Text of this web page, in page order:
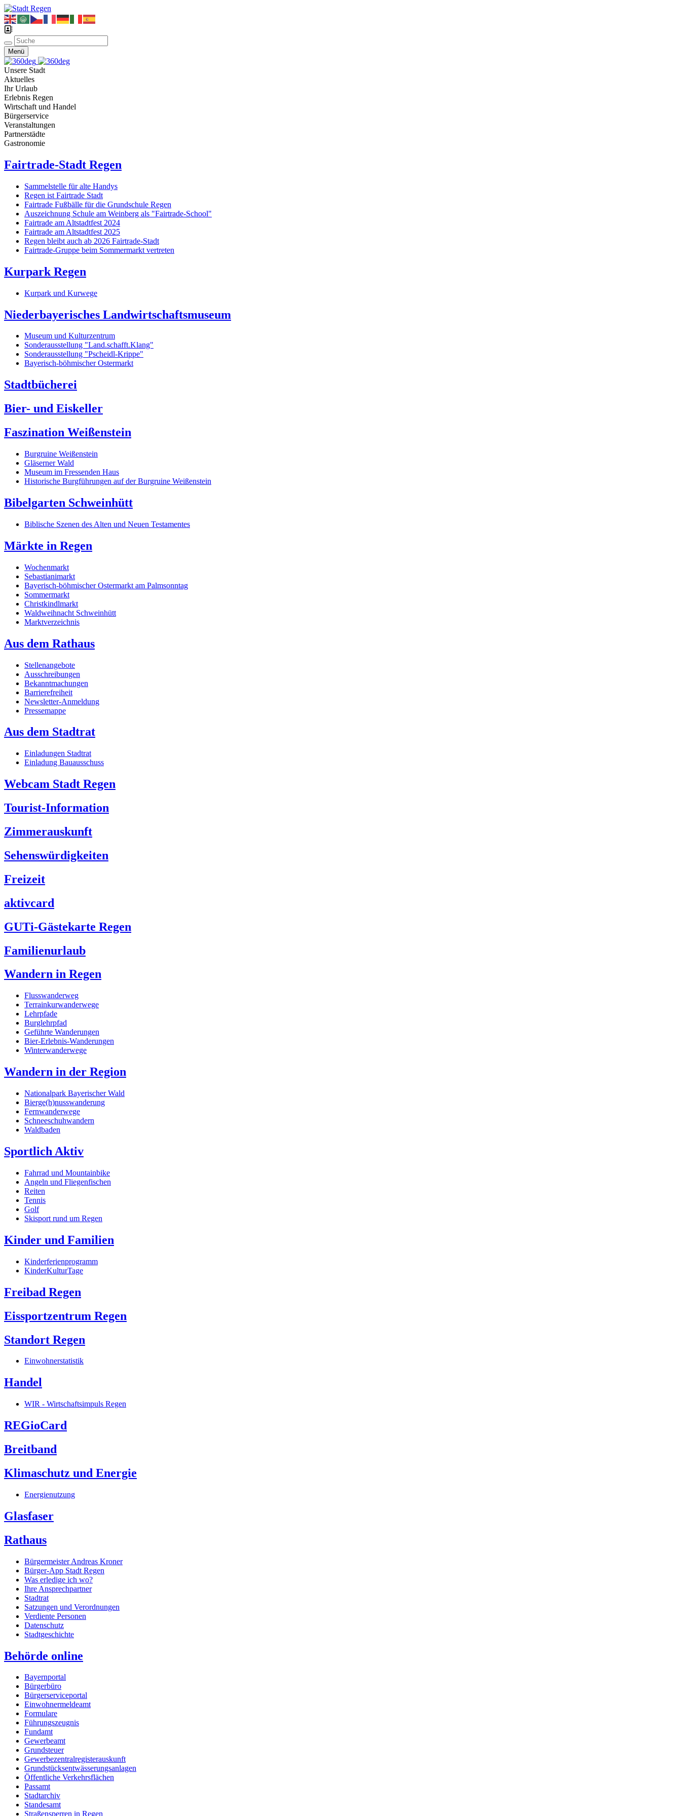
Menü
Unsere Stadt
Aktuelles
Ihr Urlaub
Erlebnis Regen
Wirtschaft und Handel
Bürgerservice
Veranstaltungen
Partnerstädte
Gastronomie
Fairtrade-Stadt Regen
Sammelstelle für alte Handys
Regen ist Fairtrade Stadt
Fairtrade Fußbälle für die Grundschule Regen
Auszeichnung Schule am Weinberg als "Fairtrade-School"
Fairtrade am Altstadtfest 2024
Fairtrade am Altstadtfest 2025
Regen bleibt auch ab 2026 Fairtrade-Stadt
Fairtrade-Gruppe beim Sommermarkt vertreten
Kurpark Regen
Kurpark und Kurwege
Niederbayerisches Landwirtschaftsmuseum
Museum und Kulturzentrum
Sonderausstellung "Land.schafft.Klang"
Sonderausstellung "Pscheidl-Krippe"
Bayerisch-böhmischer Ostermarkt
Stadtbücherei
Bier- und Eiskeller
Faszination Weißenstein
Burgruine Weißenstein
Gläserner Wald
Museum im Fressenden Haus
Historische Burgführungen auf der Burgruine Weißenstein
Bibelgarten Schweinhütt
Biblische Szenen des Alten und Neuen Testamentes
Märkte in Regen
Wochenmarkt
Sebastianimarkt
Bayerisch-böhmischer Ostermarkt am Palmsonntag
Sommermarkt
Christkindlmarkt
Waldweihnacht Schweinhütt
Marktverzeichnis
Aus dem Rathaus
Stellenangebote
Ausschreibungen
Bekanntmachungen
Barrierefreiheit
Newsletter-Anmeldung
Pressemappe
Aus dem Stadtrat
Einladungen Stadtrat
Einladung Bauausschuss
Webcam Stadt Regen
Tourist-Information
Zimmerauskunft
Sehenswürdigkeiten
Freizeit
aktivcard
GUTi-Gästekarte Regen
Familienurlaub
Wandern in Regen
Flusswanderweg
Terrainkurwanderwege
Lehrpfade
Burglehrpfad
Geführte Wanderungen
Bier-Erlebnis-Wanderungen
Winterwanderwege
Wandern in der Region
Nationalpark Bayerischer Wald
Bierge(h)nusswanderung
Fernwanderwege
Schneeschuhwandern
Waldbaden
Sportlich Aktiv
Fahrrad und Mountainbike
Angeln und Fliegenfischen
Reiten
Tennis
Golf
Skisport rund um Regen
Kinder und Familien
Kinderferienprogramm
KinderKulturTage
Freibad Regen
Eissportzentrum Regen
Standort Regen
Einwohnerstatistik
Handel
WIR - Wirtschaftsimpuls Regen
REGioCard
Breitband
Klimaschutz und Energie
Energienutzung
Glasfaser
Rathaus
Bürgermeister Andreas Kroner
Bürger-App Stadt Regen
Was erledige ich wo?
Ihre Ansprechpartner
Stadtrat
Satzungen und Verordnungen
Verdiente Personen
Datenschutz
Stadtgeschichte
Behörde online
Bayernportal
Bürgerbüro
Bürgerserviceportal
Einwohnermeldeamt
Formulare
Führungszeugnis
Fundamt
Gewerbeamt
Grundsteuer
Gewerbezentralregisterauskunft
Grundstücksentwässerungsanlagen
Öffentliche Verkehrsflächen
Passamt
Stadtarchiv
Standesamt
Straßensperren in Regen